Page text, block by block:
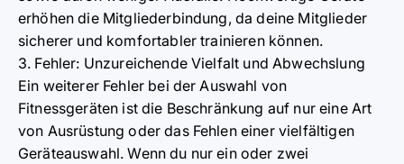
erhöhen die Mitgliederbindung, da deine Mitglieder
sicherer und komfortabler trainieren können.
3. Fehler: Unzureichende Vielfalt und Abwechslung
Ein weiterer Fehler bei der Auswahl von
Fitnessgeräten ist die Beschränkung auf nur eine Art
von Ausrüstung oder das Fehlen einer vielfältigen
Geräteauswahl. Wenn du nur ein oder zwei